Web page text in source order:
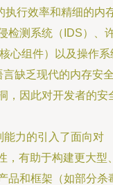
执行效率和精细的内
检测系统（IDS）、
心组件）以及操作系
缺乏现代的内存安
，因此对开发者的安
能力的引入了面向对
，有助于构建更大型
品和框架（如部分杀